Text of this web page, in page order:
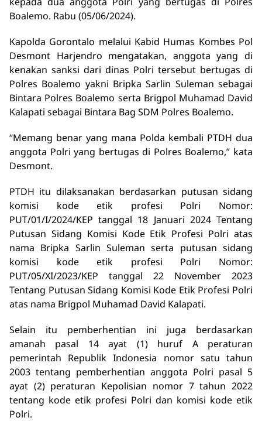
Boalemo. Rabu (05/06/2024).
Kapolda Gorontalo melalui Kabid Humas Kombes Pol
Desmont Harjendro mengatakan, anggota yang di
kenakan sanksi dari dinas Polri tersebut bertugas di
Polres Boalemo yakni Bripka Sarlin Suleman sebagai
Bintara Polres Boalemo serta Brigpol Muhamad David
Kalapati sebagai Bintara Bag SDM Polres Boalemo.
“Memang benar yang mana Polda kembali PTDH dua
anggota Polri yang bertugas di Polres Boalemo,” kata
Desmont.
PTDH itu dilaksanakan berdasarkan putusan sidang
komisi kode etik profesi Polri Nomor:
PUT/01/I/2024/KEP tanggal 18 Januari 2024 Tentang
Putusan Sidang Komisi Kode Etik Profesi Polri atas
nama Bripka Sarlin Suleman serta putusan sidang
komisi kode etik profesi Polri Nomor:
PUT/05/XI/2023/KEP tanggal 22 November 2023
Tentang Putusan Sidang Komisi Kode Etik Profesi Polri
atas nama Brigpol Muhamad David Kalapati.
Selain itu pemberhentian ini juga berdasarkan
amanah pasal 14 ayat (1) huruf A peraturan
pemerintah Republik Indonesia nomor satu tahun
2003 tentang pemberhentian anggota Polri pasal 5
ayat (2) peraturan Kepolisian nomor 7 tahun 2022
tentang kode etik profesi Polri dan komisi kode etik
Polri.